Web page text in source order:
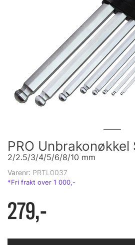
PRO Unbrakonøkkel
2/2.5/3/4/5/6/8/10 mm
Varenr: PRTL0037
279,-